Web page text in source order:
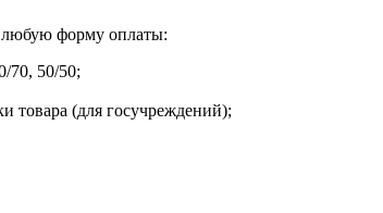
форму оплаты:
70, 50/50;
товара (для госучреждений);